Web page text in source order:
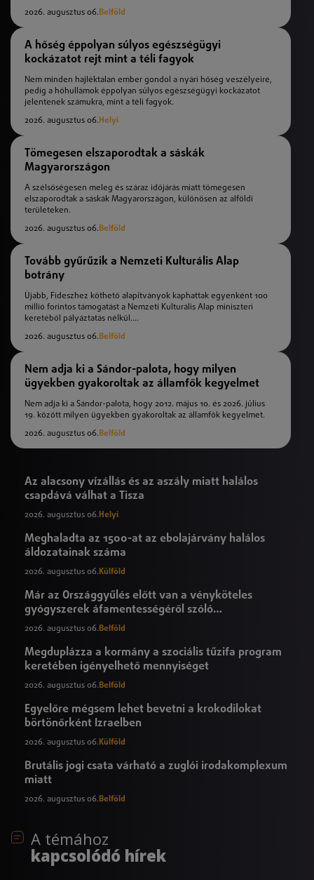
2026. augusztus 06.Belföld
A hőség éppolyan súlyos egészségügyi
kockázatot rejt mint a téli fagyok
Nem minden hajléktalan ember gondol a nyári hőség veszélyeire,
pedig a hőhullámok éppolyan súlyos egészségügyi kockázatot
jelentenek számukra, mint a téli fagyok.
2026. augusztus 06. Helyi
Tömegesen elszaporodtak a sáskák
Magyarországon
A szélsőségesen meleg és száraz időjárás miatt tömegesen
elszaporodtak a sáskák Magyarországon, különösen az alföldi
területeken.
2026. augusztus 06.Belföld
Tovább gyűrűzik a Nemzeti Kulturális Alap
botrány
Újabb, Fideszhez köthető alapítványok kaphattak egyenként 100
millió forintos támogatást a Nemzeti Kulturális Alap miniszteri
keretéből pályáztatás nélkül....
2026. augusztus 06.Belföld
Nem adja ki a Sándor-palota, hogy milyen
ügyekben gyakoroltak az államfők kegyelmet
Nem adja ki a Sándor-palota, hogy 2012. május 10. és 2026. július
19. között milyen ügyekben gyakoroltak az államfők kegyelmet.
2026. augusztus 06.Belföld
Az alacsony vízállás és az aszály miatt halálos
csapdává válhat a Tisza
2026. augusztus 06. Helyi
Meghaladta az 1500-at az ebolajárvány halálos
áldozatainak száma
2026. augusztus 06. Külföld
Már az Országgyűlés előtt van a vényköteles
gyógyszerek áfamentességéről szóló
törvényjavaslat
2026. augusztus 06.Belföld
Megduplázza a kormány a szociális tűzifa program
keretében igényelhető mennyiséget
2026. augusztus 06.Belföld
Egyelőre mégsem lehet bevetni a krokodilokat
börtönőrként Izraelben
2026. augusztus 06. Külföld
Brutális jogi csata várható a zuglói irodakomplexum
miatt
2026. augusztus 06.Belföld
A témához
kapcsolódó hírek